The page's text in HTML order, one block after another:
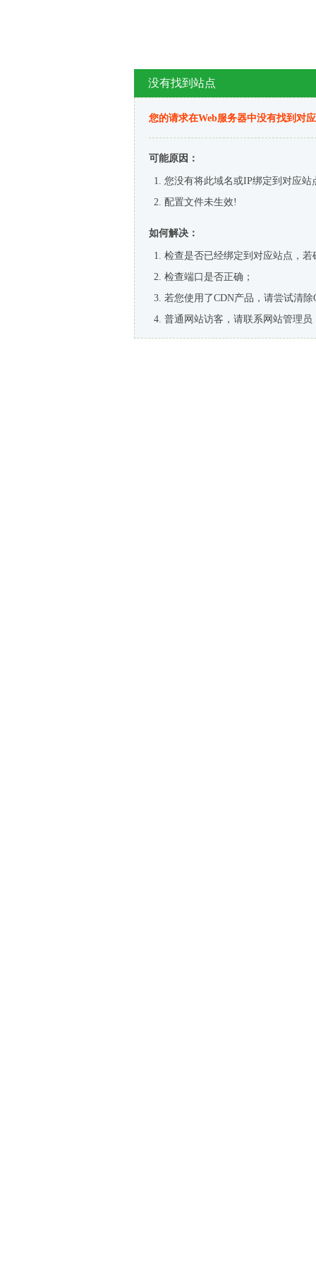
没有找到站点
您的请求在Web服务器中没有找到对
可能原因：
您没有将此域名或IP绑定到对应站
配置文件未生效!
如何解决：
检查是否已经绑定到对应站点，
检查端口是否正确；
若您使用了CDN产品，请尝试清除
普通网站访客，请联系网站管理员